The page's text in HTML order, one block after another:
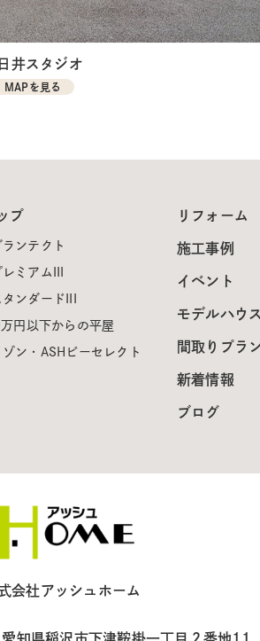
井スタジオ
MAPを見る
プ
ンテクト
ミアムIII
ンダードIII
円以下からの平屋
ゾン・ASHビーセレクト
リフォーム
施工事例
イベント
モデルハウ
間取りプラ
新着情報
ブログ
会社アッシュホーム